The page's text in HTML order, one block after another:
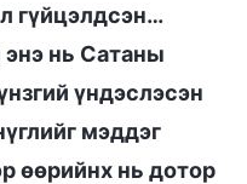
гүйцэлдсэн…
энэ нь Сатаны
үндэслэсэн
мэддэг
өөрийнх нь дотор